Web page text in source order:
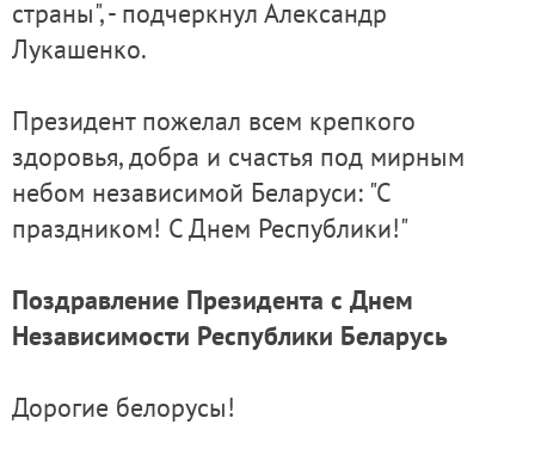
страны", - подчеркнул Александр
Лукашенко.
Президент пожелал всем крепкого
здоровья, добра и счастья под мирным
небом независимой Беларуси: "С
праздником! С Днем Республики!"
Поздравление Президента с Днем
Независимости Республики Беларусь
Дорогие белорусы!